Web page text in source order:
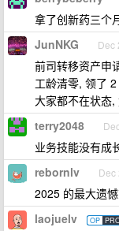
拿了创新药三个
JunNKG Dec
前司转移资产申
工龄清零, 领了
大家都不在状态,
terry2048
业务技能没有成
rebornlv Dec
2025 的最大遗憾
laojuelv OP